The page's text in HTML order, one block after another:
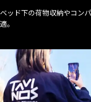
ベッド下の荷物収納やコン
適。